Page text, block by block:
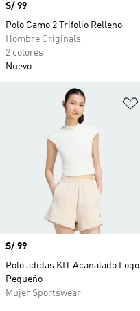
Precio
S/ 99
Polo Camo 2 Trifolio Relleno
Hombre Originals
2 colores
Nuevo
Precio
S/ 99
Polo adidas KIT Acanalado Logo
Pequeño
Mujer Sportswear